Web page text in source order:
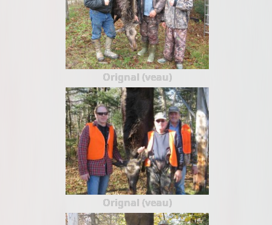
Orignal (veau)
Orignal (veau)